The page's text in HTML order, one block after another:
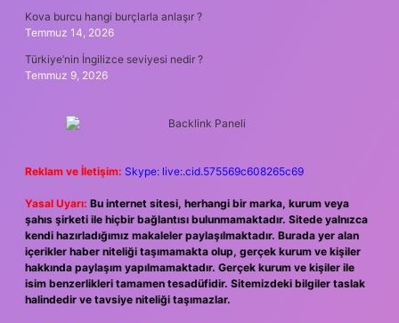
Kova burcu hangi burçlarla anlaşır ?
Temmuz 14, 2026
Türkiye’nin İngilizce seviyesi nedir ?
Temmuz 9, 2026
Reklam ve İletişim: Skype: live:.cid.575569c608265c69
Yasal Uyarı: Bu internet sitesi, herhangi bir marka, kurum veya
şahıs şirketi ile hiçbir bağlantısı bulunmamaktadır. Sitede yalnızca
kendi hazırladığımız makaleler paylaşılmaktadır. Burada yer alan
içerikler haber niteliği taşımamakta olup, gerçek kurum ve kişiler
hakkında paylaşım yapılmamaktadır. Gerçek kurum ve kişiler ile
isim benzerlikleri tamamen tesadüfidir. Sitemizdeki bilgiler taslak
halindedir ve tavsiye niteliği taşımazlar.